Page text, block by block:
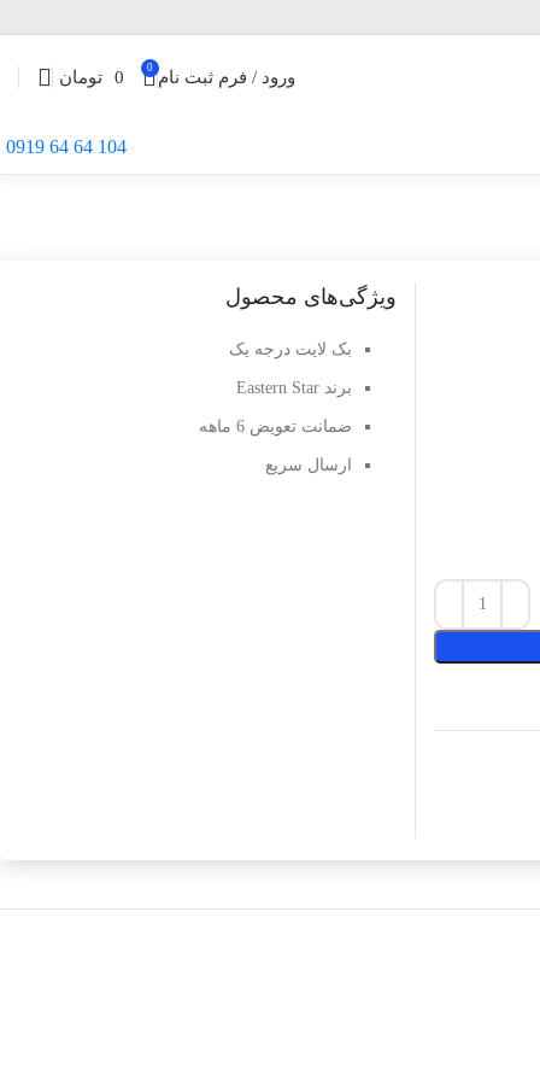
ورود / فرم ثبت نام 0
0 تومان
104 64 64 0919
ویژگی‌های محصول
بک لایت درجه یک
برند Eastern Star
ضمانت تعویض 6 ماهه
ارسال سریع